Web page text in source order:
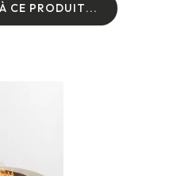
À CE PRODUIT...
À CE PRODUIT...